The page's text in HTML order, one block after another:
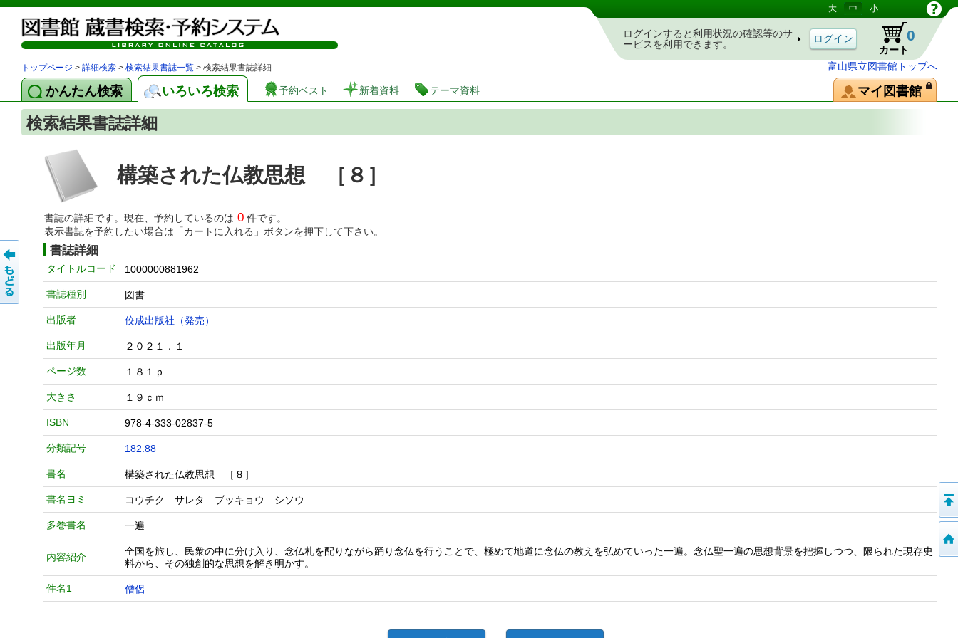
図書館 蔵書検索・予約システム 大 中 小
ログインすると利用状況の確認等のサ
ービスを利用できます。
カート
0
富山県立図書館トップへ
トップページ > 詳細検索 > 検索結果書誌一覧 > 検索結果書誌詳細
かんたん検索 いろいろ検索 予約ベスト 新着資料 テーマ資料 マイ図書館
検索結果書誌詳細
構築された仏教思想 ［８］
書誌の詳細です。現在、予約しているのは 0 件です。
表示書誌を予約したい場合は「カートに入れる」ボタンを押下して下さい。
書誌詳細
タイトルコード 1000000881962
書誌種別 図書
出版者 佼成出版社（発売）
出版年月 ２０２１．１
ページ数 １８１ｐ
大きさ １９ｃｍ
ISBN 978-4-333-02837-5
分類記号 182.88
書名 構築された仏教思想 ［８］
書名ヨミ コウチク サレタ ブッキョウ シソウ
多巻書名 一遍
内容紹介
全国を旅し、民衆の中に分け入り、念仏札を配りながら踊り念仏を行うことで、極めて地道に念仏の教えを弘めていった一遍。念仏聖一遍の思想背景を把握しつつ、限られた現存史
料から、その独創的な思想を解き明かす。
件名1 僧侶